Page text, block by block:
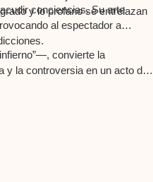
y lo profano se entrelazan
conciencias. Su arte
al espectador a
convierte la
y la controversia en un acto de